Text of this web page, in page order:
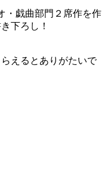
・戯曲部門２席作を作
下ろし！
えるとありがたいで